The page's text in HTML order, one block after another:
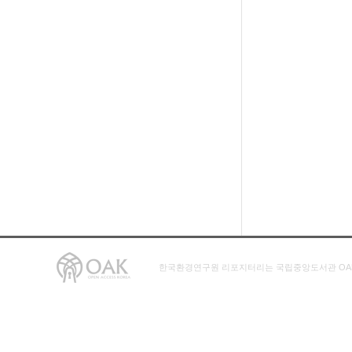
한국환경연구원 리포지터리는 국립중앙도서관